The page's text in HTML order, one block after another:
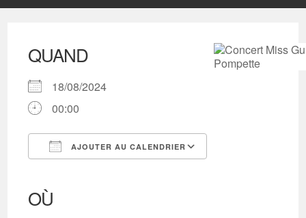
QUAND
18/08/2024
00:00
AJOUTER AU CALENDRIER
OÙ